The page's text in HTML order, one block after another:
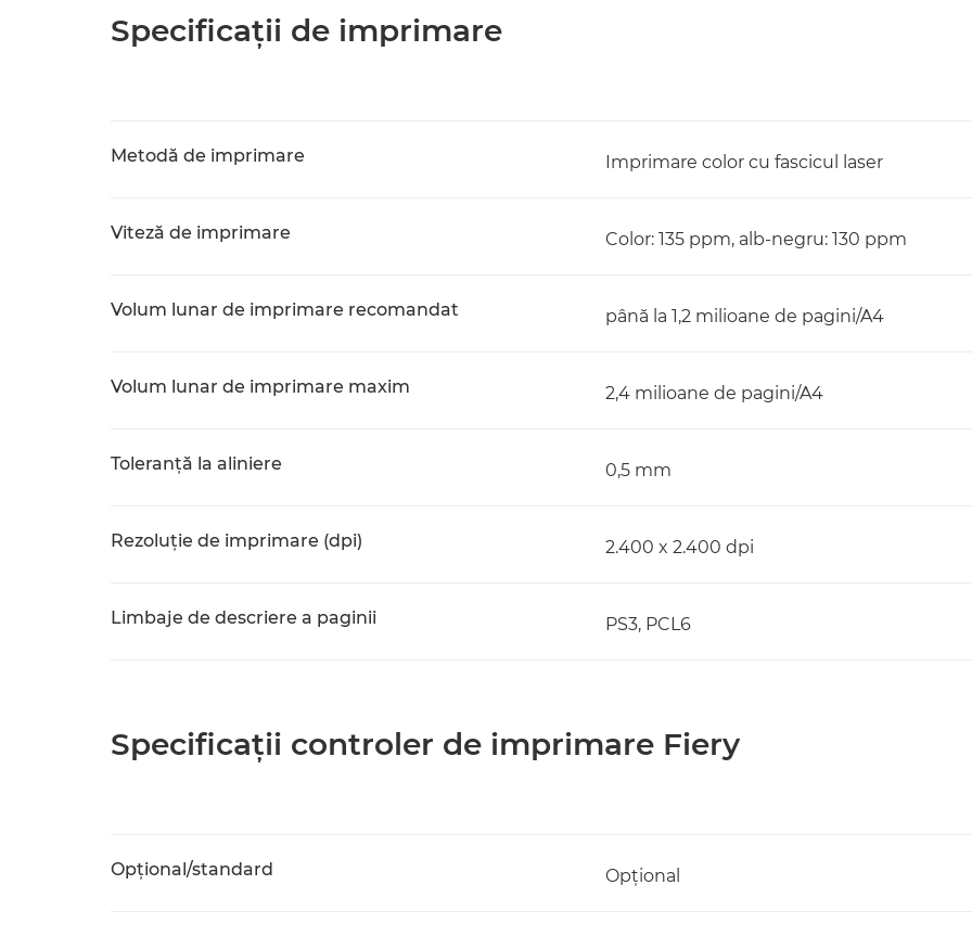
Specificaţii de imprimare
Metodă de imprimare Imprimare color cu fascicul laser
Viteză de imprimare Color: 135 ppm, alb-negru: 130 ppm
Volum lunar de imprimare recomandat până la 1,2 milioane de pagini/A4
Volum lunar de imprimare maxim 2,4 milioane de pagini/A4
Toleranţă la aliniere 0,5 mm
Rezoluţie de imprimare (dpi) 2.400 x 2.400 dpi
Limbaje de descriere a paginii PS3, PCL6
Specificaţii controler de imprimare Fiery
Opţional/standard Opţional